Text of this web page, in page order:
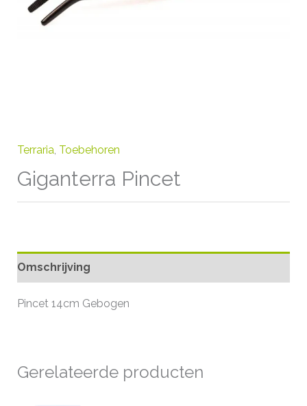
Terraria, Toebehoren
Giganterra Pincet
Omschrijving
Pincet 14cm Gebogen
Gerelateerde producten